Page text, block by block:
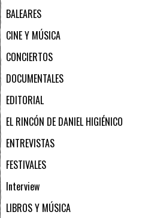
BALEARES
CINE Y MÚSICA
CONCIERTOS
DOCUMENTALES
EDITORIAL
EL RINCÓN DE DANIEL HIGIÉNICO
ENTREVISTAS
FESTIVALES
Interview
LIBROS Y MÚSICA